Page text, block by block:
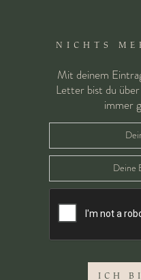
NICHTS
Mit deinem
Letter bist du
immer